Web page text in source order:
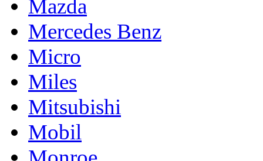
Mazda
Mercedes Benz
Micro
Miles
Mitsubishi
Mobil